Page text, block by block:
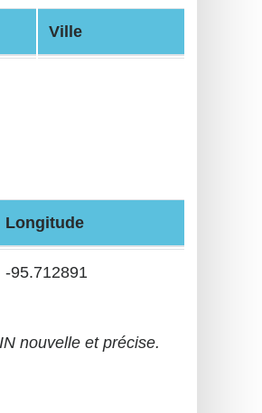
Ville
Longitude
-95.712891
nouvelle et précise.